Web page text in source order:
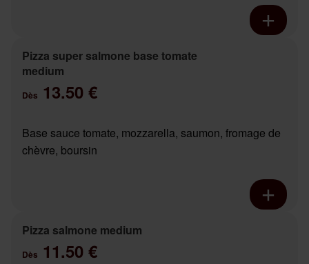
Pizza super salmone base tomate
medium
Dès 13.50 €
Base sauce tomate, mozzarella, saumon, fromage de
chèvre, boursin
Pizza salmone medium
Dès 11.50 €